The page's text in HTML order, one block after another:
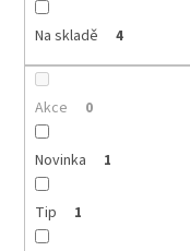
vínu
Vývrtky
objem
Ostatní
vína
Na skladě 4
Akce 0
Novinka 1
Tip 1